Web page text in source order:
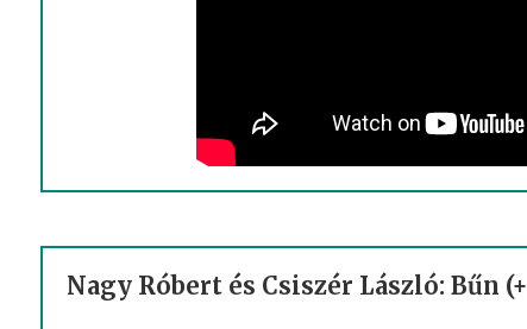
Nagy Róbert és Csiszér László: Bűn